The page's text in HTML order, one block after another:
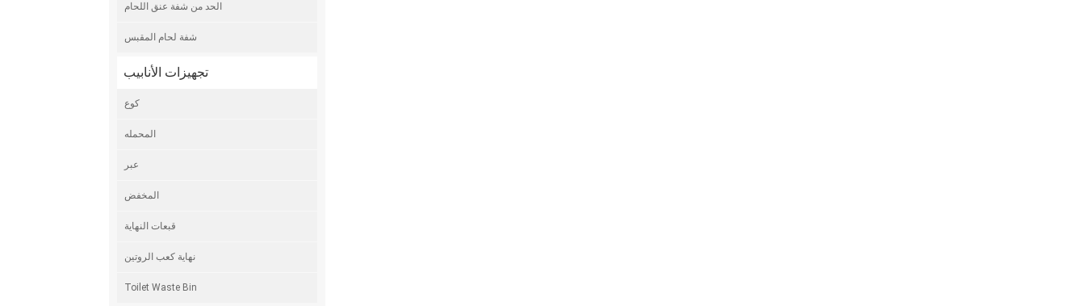
الحد من شفة عنق اللحام
شفة لحام المقبس
تجهيزات الأنابيب
كوع
المحمله
عبر
المخفض
قبعات النهاية
نهاية كعب الروتين
Toilet Waste Bin